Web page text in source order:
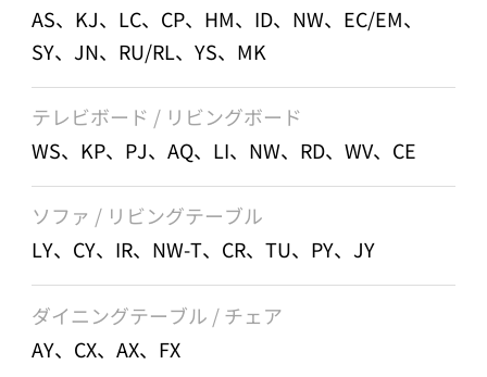
AS、KJ、LC、CP、HM、ID、NW、EC/EM、
SY、JN、RU/RL、YS、MK
テレビボード / リビングボード
WS、KP、PJ、AQ、LI、NW、RD、WV、CE
ソファ / リビングテーブル
LY、CY、IR、NW-T、CR、TU、PY、JY
ダイニングテーブル / チェア
AY、CX、AX、FX